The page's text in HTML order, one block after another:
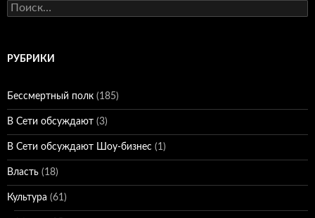
Найти:
РУБРИКИ
Бессмертный полк (185)
В Сети обсуждают (3)
В Сети обсуждают Шоу-бизнес (1)
Власть (18)
Культура (61)